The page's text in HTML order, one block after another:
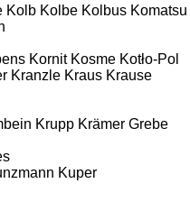
Kolb Kolbe Kolbus Komatsu
Kornit Kosme Kotło-Pol
Kranzle Kraus Krause
Krupp Krämer Grebe
Kuper